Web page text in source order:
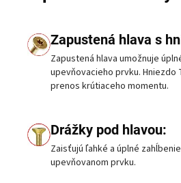
Zapustená hlava s
Zapustená hlava umožnuje
upevňovacieho prvku. Hniezdo
prenos krútiaceho momentu.
Drážky pod hlavou:
Zaisťujú ľahké a úplné
upevňovanom prvku.